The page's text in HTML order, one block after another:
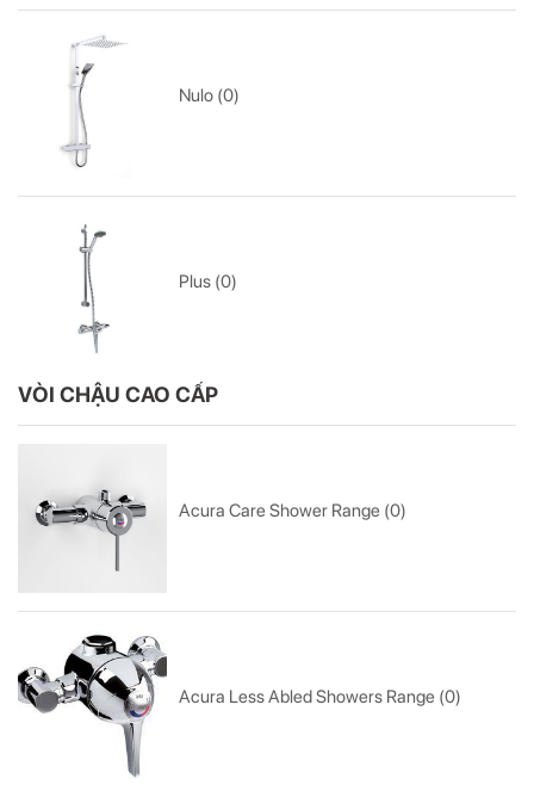
Nulo (0)
Plus (0)
VÒI CHẬU CAO CẤP
Acura Care Shower Range (0)
Acura Less Abled Showers Range (0)